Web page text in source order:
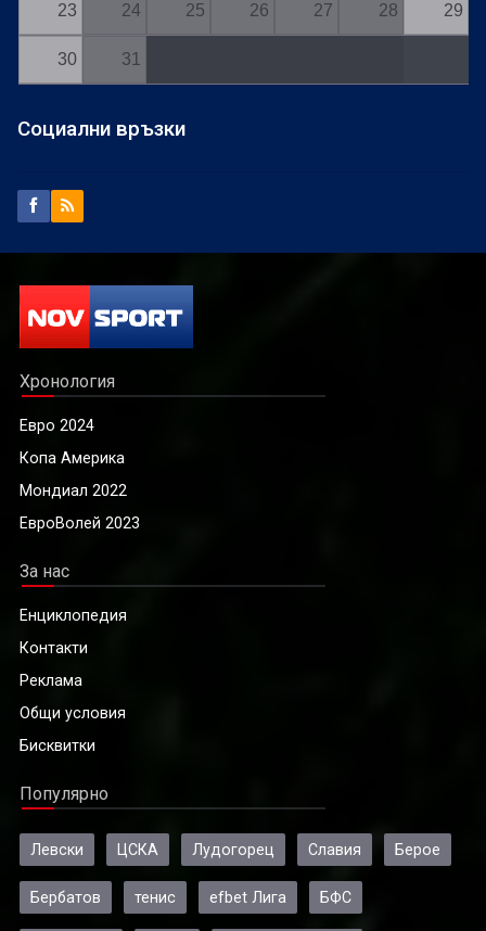
23 24 25 26 27 28 29
30 31
Социални връзки
Хронология
Евро 2024
Копа Америка
Мондиал 2022
ЕвроВолей 2023
За нас
Енциклопедия
Контакти
Реклама
Общи условия
Бисквитки
Популярно
Левски ЦСКА Лудогорец Славия Берое
Бербатов тенис efbet Лига БФС